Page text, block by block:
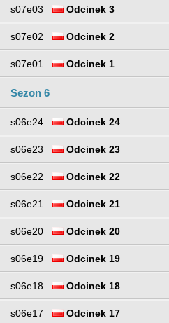
s07e03 Odcinek 3
s07e02 Odcinek 2
s07e01 Odcinek 1
Sezon 6
s06e24 Odcinek 24
s06e23 Odcinek 23
s06e22 Odcinek 22
s06e21 Odcinek 21
s06e20 Odcinek 20
s06e19 Odcinek 19
s06e18 Odcinek 18
s06e17 Odcinek 17